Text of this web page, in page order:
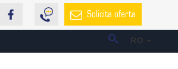
Solicita oferta
RO